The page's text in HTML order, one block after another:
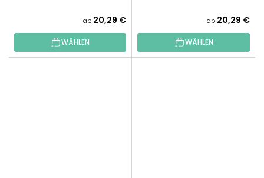
ab 20,29 €
WÄHLEN
ab 20,29 €
WÄHLEN